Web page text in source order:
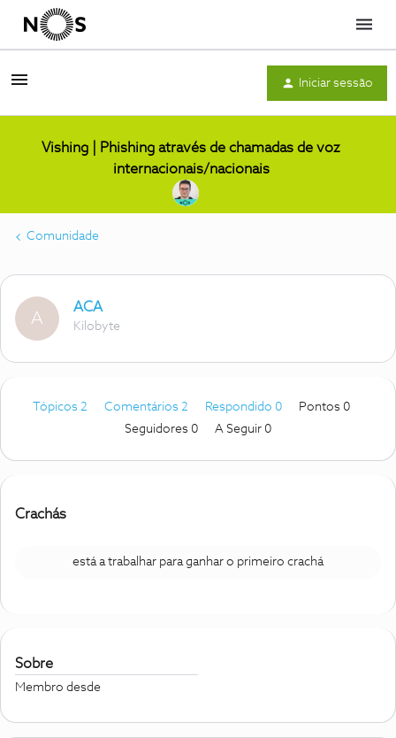
Menu
Iniciar sessão
Vishing | Phishing através de chamadas de voz
internacionais/nacionais
Comunidade
A
ACA
Kilobyte
Tópicos 2 Comentários 2 Respondido 0
Pontos 0
Seguidores 0 A Seguir 0
Crachás
está a trabalhar para ganhar o primeiro crachá
Sobre
Membro desde